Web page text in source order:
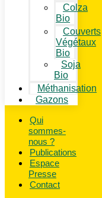
Colza
Bio
Couverts
Végétaux
Bio
Soja
Bio
Méthanisation
Gazons
Qui
sommes-
nous ?
Publications
Espace
Presse
Contact